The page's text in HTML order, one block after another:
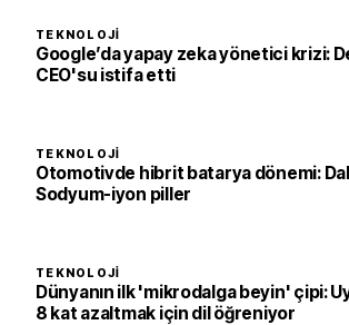
TEKNOLOJI
Google’da yapay zeka yönetici krizi:
CEO'su istifa etti
TEKNOLOJI
Otomotivde hibrit batarya dönemi:
Sodyum-iyon piller
TEKNOLOJI
Dünyanın ilk 'mikrodalga beyin' çipi:
8 kat azaltmak için dil öğreniyor